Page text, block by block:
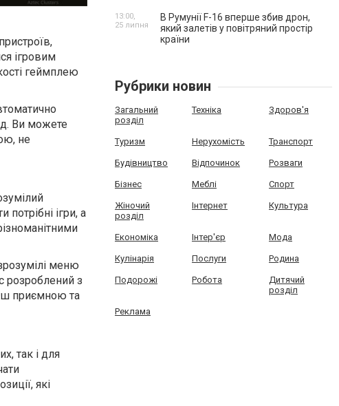
ігровим
геймплею
Ви можете
не
потрібні ігри, а
меню
розроблений з
приємною та
так і для
які
В Румунії F-16 вперше збив дрон,
який залетів у повітряний простір
країни
13:00,
25 липня
Рубрики новин
Загальний
розділ
Техніка Здоров'я
Туризм Нерухомість Транспорт
Будівництво Відпочинок Розваги
Бізнес Меблі Спорт
Жіночий
розділ
Інтернет Культура
Економіка Інтер'єр Мода
Кулінарія Послуги Родина
Подорожі Робота
Дитячий
розділ
Реклама